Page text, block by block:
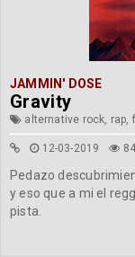
JAMMIN' DOSE
Gravity
alternative rock, rap,
12-03-2019
Pedazo
y eso que a mi el
pista.